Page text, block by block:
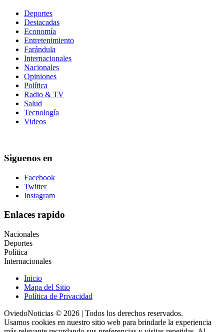
Deportes
Destacadas
Economía
Entretenimiento
Farándula
Internacionales
Nacionales
Opiniones
Política
Radio & TV
Salud
Tecnología
Videos
Siguenos en
Facebook
Twitter
Instagram
Enlaces rapido
Nacionales
Deportes
Política
Internacionales
Inicio
Mapa del Sitio
Política de Privacidad
OviedoNoticias © 2026 | Todos los derechos reservados.
Usamos cookies en nuestro sitio web para brindarle la experiencia